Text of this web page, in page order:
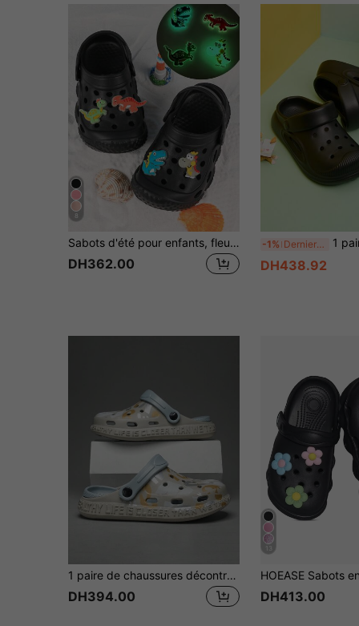
8
Sabots d'été pour enfants, fleurs lumineuses, unisexe
DH362.00
-1% Derniers 2 jours 1 paire de sabots de plage printemps/été
DH438.92
1 paire de chaussures décontractées respirantes à enfiler pour enfants, garçons et filles. Sandales légères, élastiques, à absorption des chocs et à séchage rapide
DH394.00 DH413.00